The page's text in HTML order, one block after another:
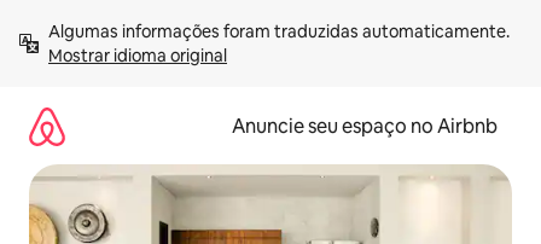
para
Mostrar idioma original
Anuncie seu espaço no Airbnb